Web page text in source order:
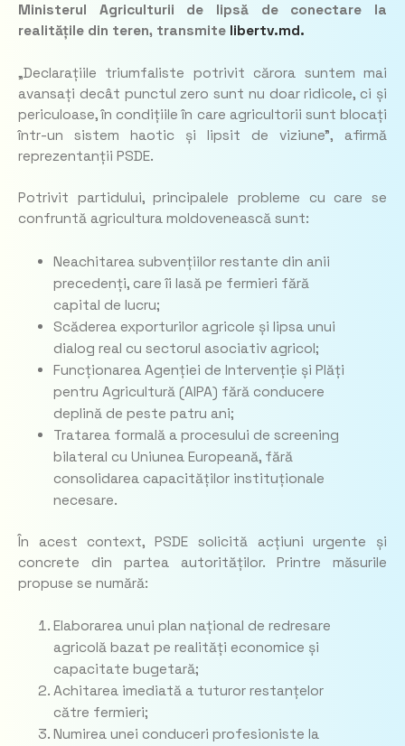
Ministerul Agriculturii de lipsă de conectare la
realitățile din teren, transmite libertv.md.
„Declarațiile triumfaliste potrivit cărora suntem mai
avansați decât punctul zero sunt nu doar ridicole, ci și
periculoase, în condițiile în care agricultorii sunt blocați
într-un sistem haotic și lipsit de viziune”, afirmă
reprezentanții PSDE.
Potrivit partidului, principalele probleme cu care se
confruntă agricultura moldovenească sunt:
Neachitarea subvențiilor restante din anii
precedenți, care îi lasă pe fermieri fără
capital de lucru;
Scăderea exporturilor agricole și lipsa unui
dialog real cu sectorul asociativ agricol;
Funcționarea Agenției de Intervenție și Plăți
pentru Agricultură (AIPA) fără conducere
deplină de peste patru ani;
Tratarea formală a procesului de screening
bilateral cu Uniunea Europeană, fără
consolidarea capacităților instituționale
necesare.
În acest context, PSDE solicită acțiuni urgente și
concrete din partea autorităților. Printre măsurile
propuse se numără:
Elaborarea unui plan național de redresare
agricolă bazat pe realități economice și
capacitate bugetară;
Achitarea imediată a tuturor restanțelor
către fermieri;
Numirea unei conduceri profesioniste la